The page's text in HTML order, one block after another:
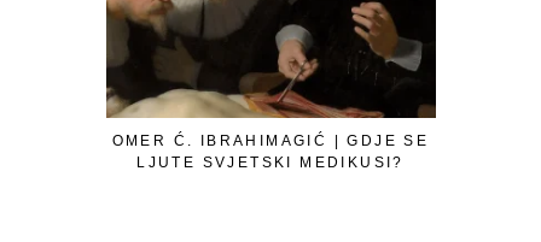
OMER Ć. IBRAHIMAGIĆ | GDJE SE
LJUTE SVJETSKI MEDIKUSI?